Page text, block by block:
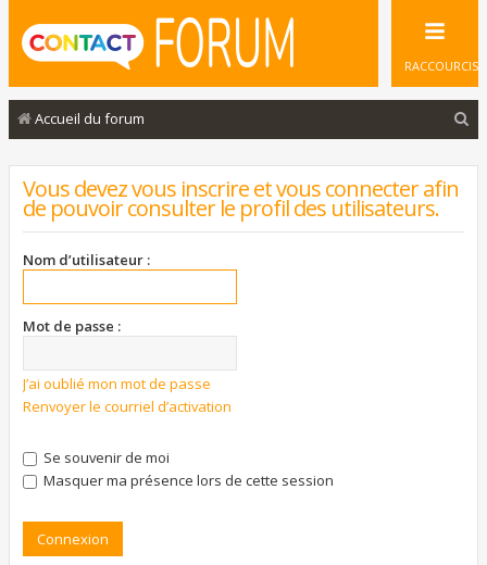
RACCOURCIS
Accueil du forum
Vous devez vous inscrire et vous connecter afin
de pouvoir consulter le profil des utilisateurs.
Nom d’utilisateur :
Mot de passe :
J’ai oublié mon mot de passe
Renvoyer le courriel d’activation
Se souvenir de moi
Masquer ma présence lors de cette session